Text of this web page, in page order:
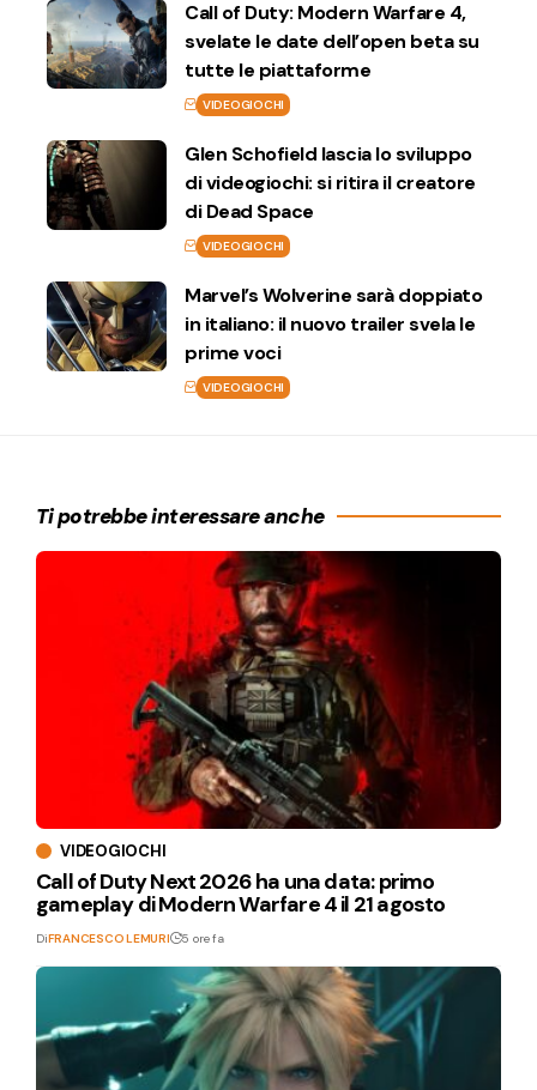
Call of Duty: Modern Warfare 4,
svelate le date dell’open beta su
tutte le piattaforme
VIDEOGIOCHI
Glen Schofield lascia lo sviluppo
di videogiochi: si ritira il creatore
di Dead Space
VIDEOGIOCHI
Marvel’s Wolverine sarà doppiato
in italiano: il nuovo trailer svela le
prime voci
VIDEOGIOCHI
Ti potrebbe interessare anche
VIDEOGIOCHI
Call of Duty Next 2026 ha una data: primo
gameplay di Modern Warfare 4 il 21 agosto
DiFRANCESCO LEMURI 5 ore fa